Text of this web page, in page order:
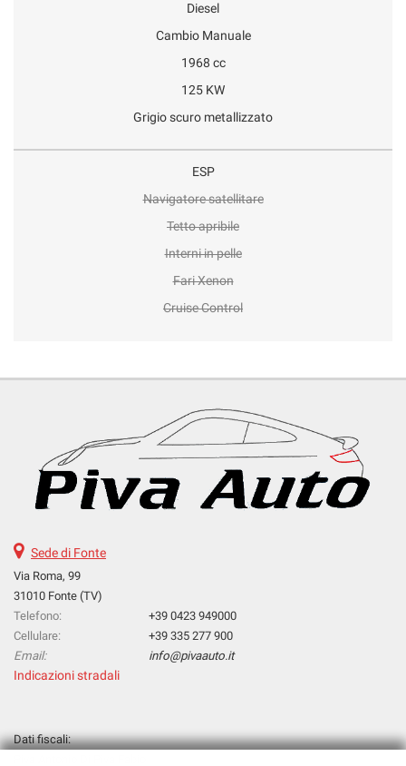
Diesel
Cambio Manuale
1968 cc
125 KW
Grigio scuro metallizzato
ESP
Navigatore satellitare
Tetto apribile
Interni in pelle
Fari Xenon
Cruise Control
Sede di Fonte
Via Roma, 99
31010 Fonte (TV)
Telefono:
+39 0423 949000
Cellulare:
+39 335 277 900
Email:
info@pivaauto.it
Indicazioni stradali
Dati fiscali: